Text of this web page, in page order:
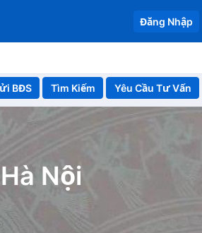
Đăng Nhập
BĐS Yêu Cầu Tư Vấn
Nội